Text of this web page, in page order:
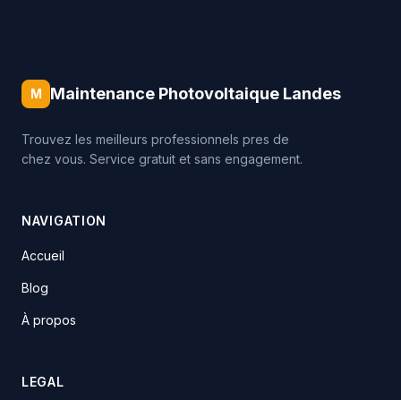
M Maintenance Photovoltaique Landes
Trouvez les meilleurs professionnels pres de
chez vous. Service gratuit et sans engagement.
NAVIGATION
Accueil
Blog
À propos
LEGAL